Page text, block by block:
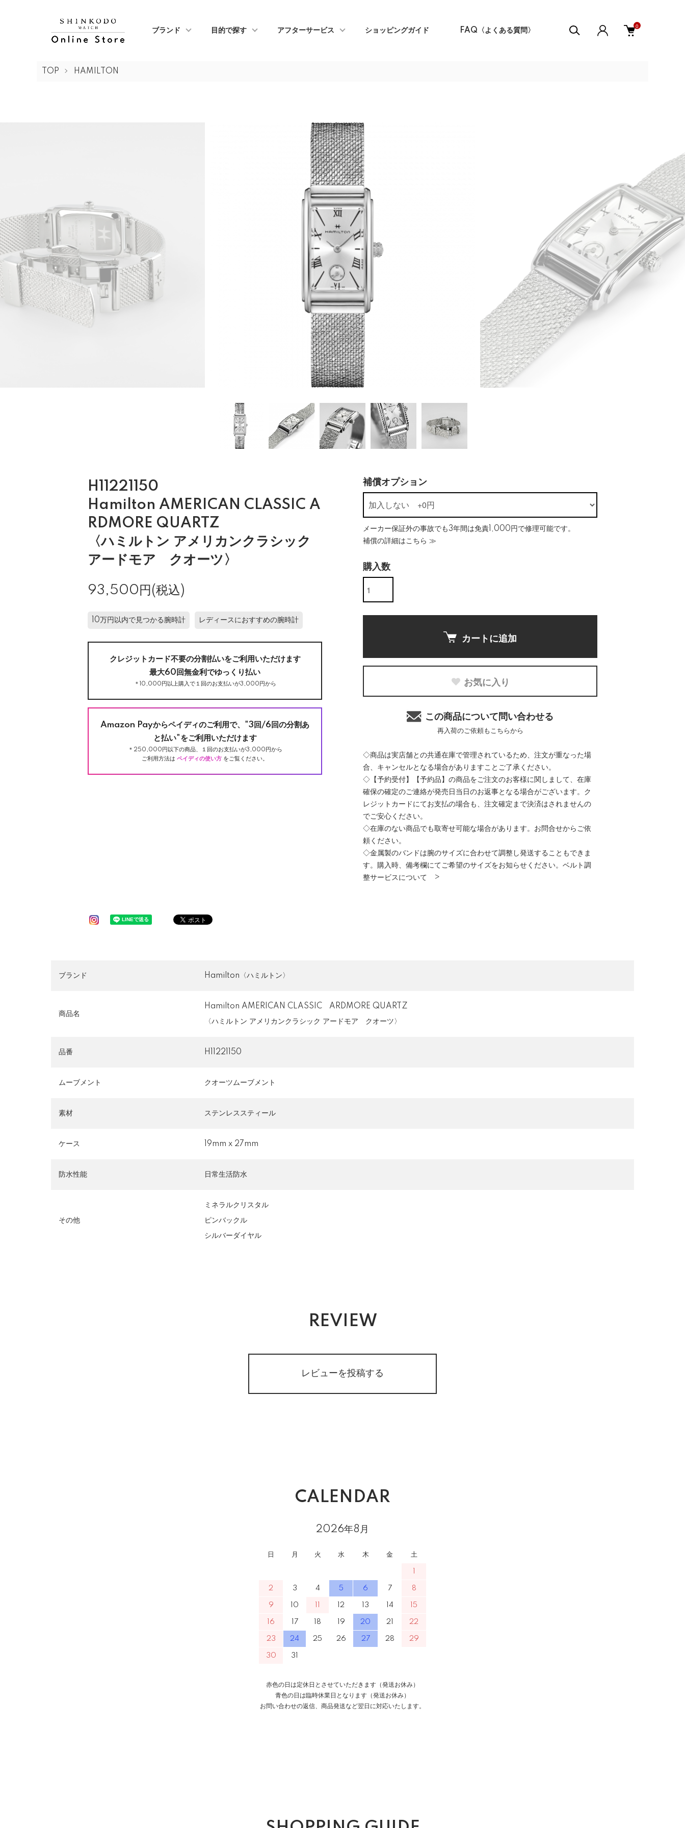
ブランド 目的で探す アフターサービス ショッピングガイド FAQ〈よくある質問〉
0
TOP HAMILTON
H11221150
Hamilton AMERICAN CLASSIC A
RDMORE QUARTZ
〈ハミルトン アメリカンクラシック
アードモア クオーツ〉
93,500円(税込)
10万円以内で見つかる腕時計 レディースにおすすめの腕時計
クレジットカード不要の分割払いをご利用いただけます
最大60回無金利でゆっくり払い
＊10,000円以上購入で１回のお支払いが3,000円から
Amazon Payからペイディのご利用で、"3回/6回の分割あ
と払い"をご利用いただけます
＊250,000円以下の商品、１回のお支払いが3,000円から
ご利用方法は ペイディの使い方 をご覧ください。
補償オプション
メーカー保証外の事故でも3年間は免責1,000円で修理可能です。
補償の詳細はこちら ≫
購入数
カートに追加
お気に入り
この商品について問い合わせる
再入荷のご依頼もこちらから
◇商品は実店舗との共通在庫で管理されているため、注文が重なった場
合、キャンセルとなる場合がありますことご了承ください。
◇【予約受付】【予約品】の商品をご注文のお客様に関しまして、在庫
確保の確定のご連絡が発売日当日のお返事となる場合がございます。ク
レジットカードにてお支払の場合も、注文確定まで決済はされませんの
でご安心ください。
◇在庫のない商品でも取寄せ可能な場合があります。お問合せからご依
頼ください。
◇金属製のバンドは腕のサイズに合わせて調整し発送することもできま
す。購入時、備考欄にてご希望のサイズをお知らせください。 ベルト調
整サービスについて >
ブランド Hamilton〈ハミルトン〉
商品名
Hamilton AMERICAN CLASSIC ARDMORE QUARTZ
〈ハミルトン アメリカンクラシック アードモア クオーツ〉
品番 H11221150
ムーブメント クオーツムーブメント
素材 ステンレススティール
ケース 19mm x 27mm
防水性能 日常生活防水
その他
ミネラルクリスタル
ピンバックル
シルバーダイヤル
REVIEW
レビューを投稿する
CALENDAR
2026年8月
日 月 火 水 木 金 土
2 3 4 5 6 7 8
9 10 12 13 14 15
16 17 18 19 20 21 22
23 24 25 26 27 28 29
30 31
赤色の日は定休日とさせていただきます（発送お休み）
青色の日は臨時休業日となります（発送お休み）
お問い合わせの返信、商品発送など翌日に対応いたします。